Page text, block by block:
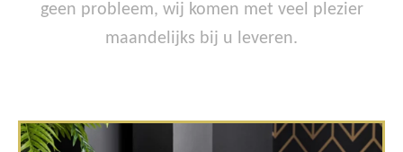
geen probleem, wij komen met veel plezier
maandelijks bij u leveren.